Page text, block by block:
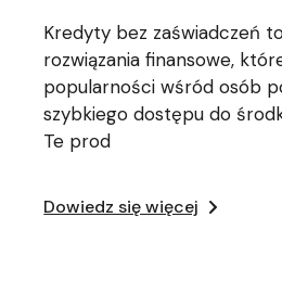
Kredyty bez zaświadczeń
rozwiązania finansowe,
popularności wśród osób
szybkiego dostępu do
Te prod
Dowiedz się więcej